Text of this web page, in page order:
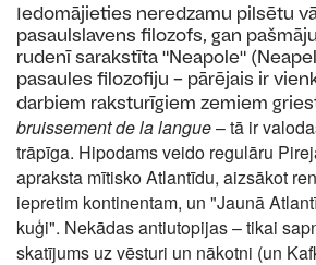
Iedomājieties neredzamu pilsētu
pasaulslavens filozofs, gan
rudenī sarakstīta "Neapole"
pasaules filozofiju – pārējais ir
darbiem raksturīgiem zemiem
bruissement de la langue– tā ir
trāpīga. Hipodams veido regulāru
apraksta mītisko Atlantīdu, aizsākot
iepretim kontinentam, un "Jaunā
kuģi". Nekādas antiutopijas – tikai
skatījums uz vēsturi un nākotni (un